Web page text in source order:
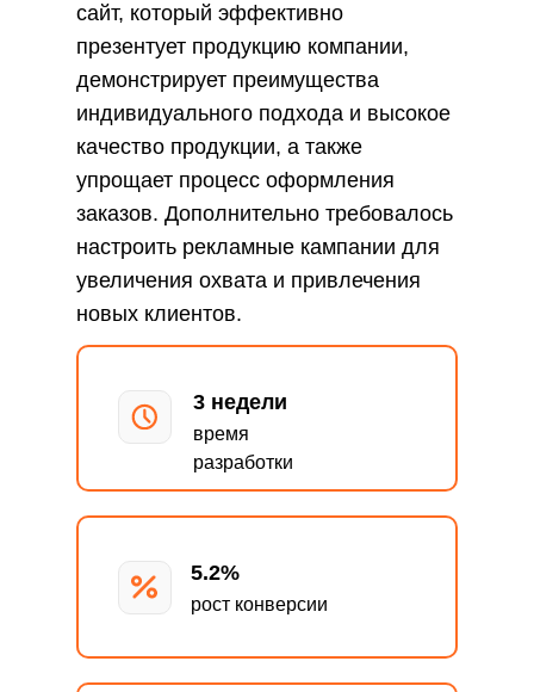
сайт, который эффективно
презентует продукцию компании,
демонстрирует преимущества
индивидуального подхода и высокое
качество продукции, а также
упрощает процесс оформления
заказов. Дополнительно требовалось
настроить рекламные кампании для
увеличения охвата и привлечения
новых клиентов.
3 недели
время
разработки
5.2%
рост конверсии